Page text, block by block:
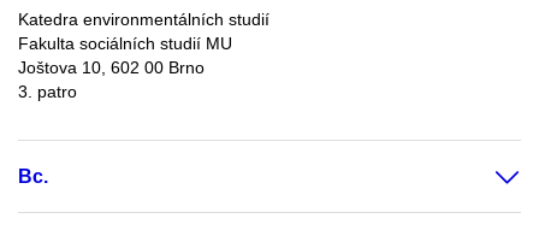
Katedra environmentálních studií
Fakulta sociálních studií MU
Joštova 10, 602 00 Brno
3. patro
Bc.